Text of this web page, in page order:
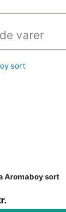
varer
Aromaboy sort